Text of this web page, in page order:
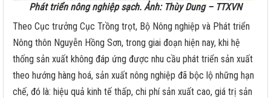
Phát triển nông nghiệp sạch. Ảnh: Thùy Dung – TTXVN
Theo Cục trưởng Cục Trồng trọt, Bộ Nông nghiệp và Phát triển
Nông thôn Nguyễn Hồng Sơn, trong giai đoạn hiện nay, khi hệ
thống sản xuất không đáp ứng được nhu cầu phát triển sản xuất
theo hướng hàng hoá, sản xuất nông nghiệp đã bộc lộ những hạn
chế, đó là: hiệu quả kinh tế thấp, chi phí sản xuất cao, giá trị sản